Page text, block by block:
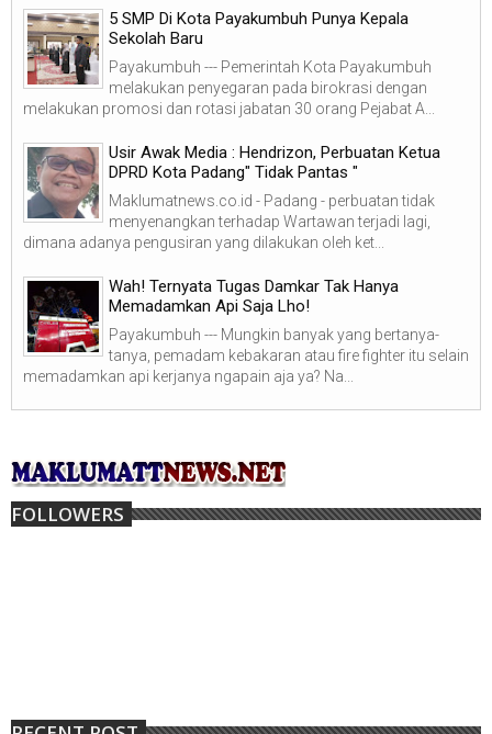
5 SMP Di Kota Payakumbuh Punya Kepala
Sekolah Baru
Payakumbuh --- Pemerintah Kota Payakumbuh
melakukan penyegaran pada birokrasi dengan
melakukan promosi dan rotasi jabatan 30 orang Pejabat A...
Usir Awak Media : Hendrizon, Perbuatan Ketua
DPRD Kota Padang" Tidak Pantas "
Maklumatnews.co.id - Padang - perbuatan tidak
menyenangkan terhadap Wartawan terjadi lagi,
dimana adanya pengusiran yang dilakukan oleh ket...
Wah! Ternyata Tugas Damkar Tak Hanya
Memadamkan Api Saja Lho!
Payakumbuh --- Mungkin banyak yang bertanya-
tanya, pemadam kebakaran atau fire fighter itu selain
memadamkan api kerjanya ngapain aja ya? Na...
FOLLOWERS